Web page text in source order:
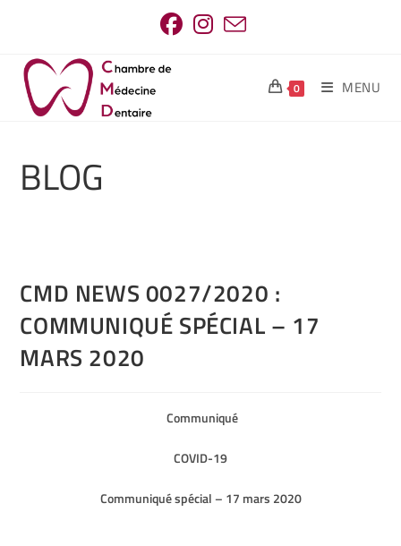
0 MENU
BLOG
CMD NEWS 0027/2020 :
COMMUNIQUÉ SPÉCIAL – 17
MARS 2020
Communiqué
COVID-19
Communiqué spécial – 17 mars 2020